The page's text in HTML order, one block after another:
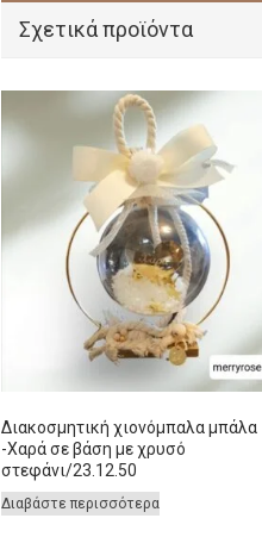
Σχετικά προϊόντα
Διακοσμητική χιονόμπαλα μπάλα
-Χαρά σε βάση με χρυσό
στεφάνι/23.12.50
Διαβάστε περισσότερα